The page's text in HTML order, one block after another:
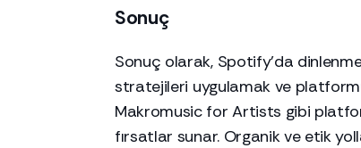
Sonuç
Sonuç olarak, Spotify'da
stratejileri uygulamak ve
Makromusic for Artists gibi
fırsatlar sunar. Organik ve etik